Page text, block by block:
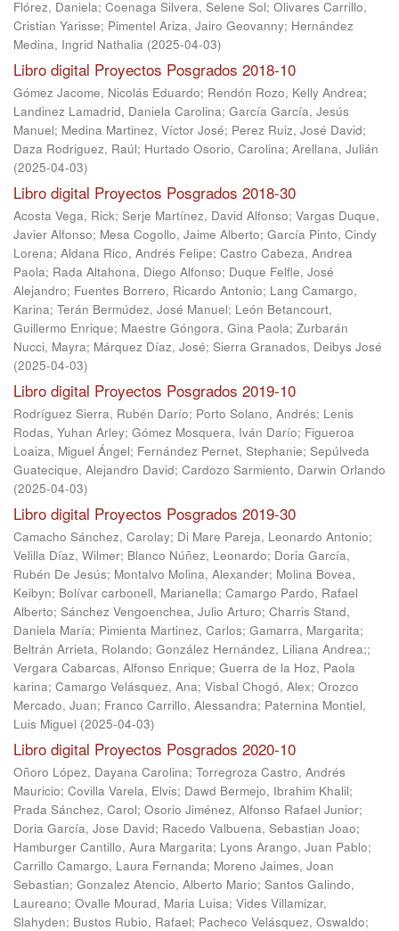
Flórez, Daniela; Coenaga Silvera, Selene Sol; Olivares Carrillo,
Cristian Yarisse; Pimentel Ariza, Jairo Geovanny; Hernández
Medina, Ingrid Nathalia (2025-04-03)
Libro digital Proyectos Posgrados 2018-10
Gómez Jacome, Nicolás Eduardo; Rendón Rozo, Kelly Andrea;
Landinez Lamadrid, Daniela Carolina; García García, Jesús
Manuel; Medina Martinez, Víctor José; Perez Ruiz, José David;
Daza Rodriguez, Raúl; Hurtado Osorio, Carolina; Arellana, Julián
(2025-04-03)
Libro digital Proyectos Posgrados 2018-30
Acosta Vega, Rick; Serje Martínez, David Alfonso; Vargas Duque,
Javier Alfonso; Mesa Cogollo, Jaime Alberto; García Pinto, Cindy
Lorena; Aldana Rico, Andrés Felipe; Castro Cabeza, Andrea
Paola; Rada Altahona, Diego Alfonso; Duque Felfle, José
Alejandro; Fuentes Borrero, Ricardo Antonio; Lang Camargo,
Karina; Terán Bermúdez, José Manuel; León Betancourt,
Guillermo Enrique; Maestre Góngora, Gina Paola; Zurbarán
Nucci, Mayra; Márquez Díaz, José; Sierra Granados, Deibys José
(2025-04-03)
Libro digital Proyectos Posgrados 2019-10
Rodríguez Sierra, Rubén Darío; Porto Solano, Andrés; Lenis
Rodas, Yuhan Arley; Gómez Mosquera, Iván Darío; Figueroa
Loaiza, Miguel Ángel; Fernández Pernet, Stephanie; Sepúlveda
Guatecique, Alejandro David; Cardozo Sarmiento, Darwin Orlando
(2025-04-03)
Libro digital Proyectos Posgrados 2019-30
Camacho Sánchez, Carolay; Di Mare Pareja, Leonardo Antonio;
Velilla Díaz, Wilmer; Blanco Núñez, Leonardo; Doria García,
Rubén De Jesús; Montalvo Molina, Alexander; Molina Bovea,
Keibyn; Bolívar carbonell, Marianella; Camargo Pardo, Rafael
Alberto; Sánchez Vengoenchea, Julio Arturo; Charris Stand,
Daniela María; Pimienta Martinez, Carlos; Gamarra, Margarita;
Beltrán Arrieta, Rolando; González Hernández, Liliana Andrea;;
Vergara Cabarcas, Alfonso Enrique; Guerra de la Hoz, Paola
karina; Camargo Velásquez, Ana; Visbal Chogó, Alex; Orozco
Mercado, Juan; Franco Carrillo, Alessandra; Paternina Montiel,
Luis Miguel (2025-04-03)
Libro digital Proyectos Posgrados 2020-10
Oñoro López, Dayana Carolina; Torregroza Castro, Andrés
Mauricio; Covilla Varela, Elvis; Dawd Bermejo, Ibrahim Khalil;
Prada Sánchez, Carol; Osorio Jiménez, Alfonso Rafael Junior;
Doria García, Jose David; Racedo Valbuena, Sebastian Joao;
Hamburger Cantillo, Aura Margarita; Lyons Arango, Juan Pablo;
Carrillo Camargo, Laura Fernanda; Moreno Jaimes, Joan
Sebastian; Gonzalez Atencio, Alberto Mario; Santos Galindo,
Laureano; Ovalle Mourad, Maria Luisa; Vides Villamizar,
Slahyden; Bustos Rubio, Rafael; Pacheco Velásquez, Oswaldo;